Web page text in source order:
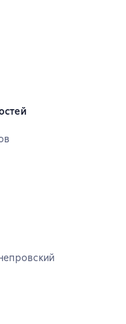
4,7 на основе 562 оценок
4,6 на основе 148 оценок
4,7 на основе 33 оценок